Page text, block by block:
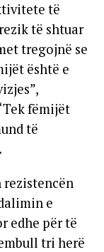
të
të shtuar
tregojnë se
është e
fëmijët
të
rezistencën
e
edhe për të
tri herë